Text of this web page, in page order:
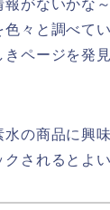
報がないかな
色々と調べて
ページを発
水の商品に興
されるとよ